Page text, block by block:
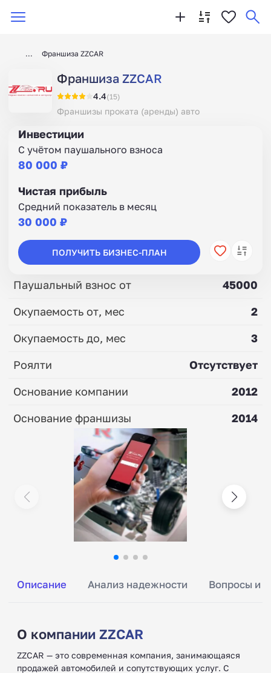
Франшиза ZZCAR
Франшиза ZZCAR
4.4(15)
Франшизы проката (аренды) авто
Описание Анализ надежности Вопросы и
О компании ZZCAR
ZZCAR — это современная компания, занимающаяся
продажей автомобилей и сопутствующих услуг. С
Инвестиции
С учётом паушального взноса
80 000 ₽
Чистая прибыль
Средний показатель в месяц
30 000 ₽
ПОЛУЧИТЬ БИЗНЕС-ПЛАН
Паушальный взнос от
45000
Окупаемость от, мес
2
Окупаемость до, мес
3
Роялти
Отсутствует
Основание компании
2012
Основание франшизы
2014